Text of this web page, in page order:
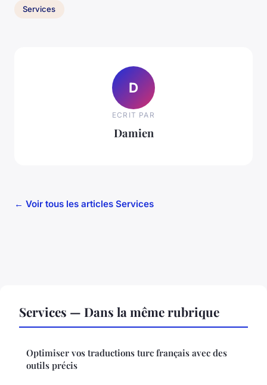
Services
D
ECRIT PAR
Damien
← Voir tous les articles Services
Services — Dans la même rubrique
Optimiser vos traductions turc français avec des
outils précis